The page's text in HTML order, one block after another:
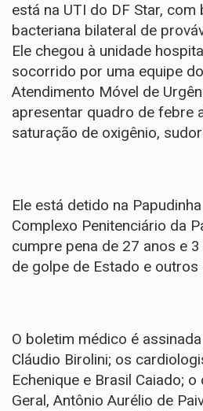
está na UTI do DF Star,
bacteriana bilateral de
Ele chegou à unidade
socorrido por uma equipe
Atendimento Móvel de
apresentar quadro de febre
saturação de oxigênio,
Ele está detido na
Complexo Penitenciário da
cumpre pena de 27 anos e
de golpe de Estado e
O boletim médico é
Cláudio Birolini; os
Echenique e Brasil Caiado;
Geral, Antônio Aurélio de